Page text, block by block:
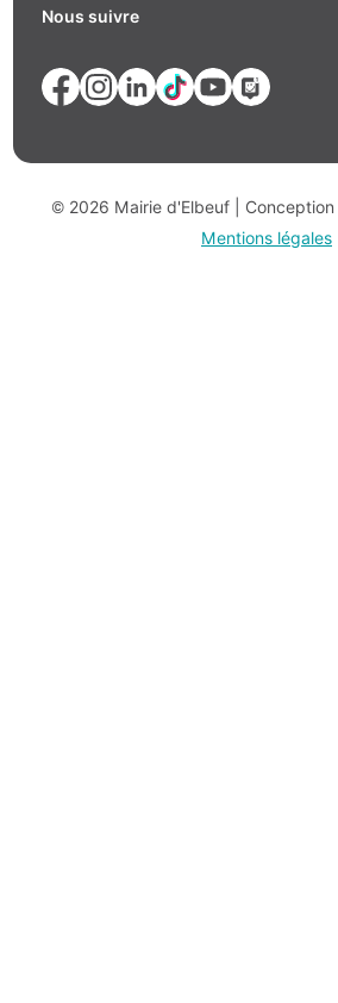
Nous suivre
© 2026 Mairie d'Elbeuf | Conception
Mentions légales